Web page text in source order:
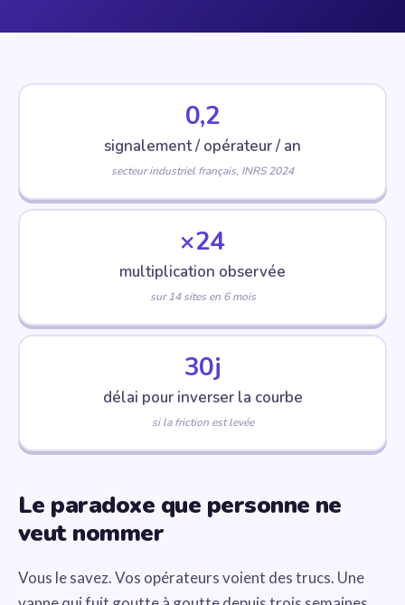
0,2
signalement / opérateur / an
secteur industriel français, INRS 2024
×24
multiplication observée
sur 14 sites en 6 mois
30j
délai pour inverser la courbe
si la friction est levée
Le paradoxe que personne ne
veut nommer
Vous le savez. Vos opérateurs voient des trucs. Une